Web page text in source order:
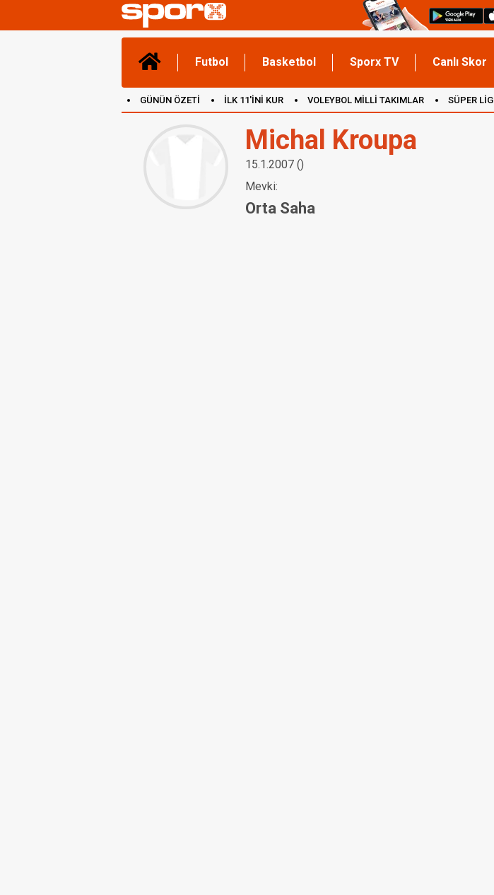
Futbol Basketbol Sporx TV Canlı Skor
GÜNÜN ÖZETİ İLK 11'İNİ KUR VOLEYBOL MİLLİ TAKIMLAR SÜPER LİG
Michal Kroupa
15.1.2007 ()
Mevki:
Orta Saha